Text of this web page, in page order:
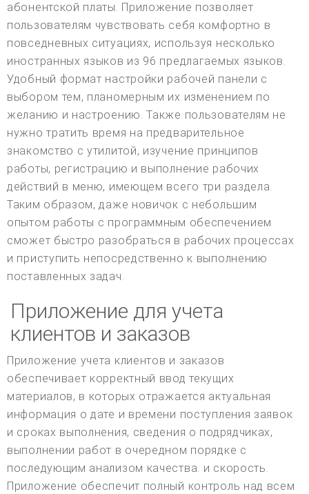
абонентской платы. Приложение позволяет
пользователям чувствовать себя комфортно в
повседневных ситуациях, используя несколько
иностранных языков из 96 предлагаемых языков.
Удобный формат настройки рабочей панели с
выбором тем, планомерным их изменением по
желанию и настроению. Также пользователям не
нужно тратить время на предварительное
знакомство с утилитой, изучение принципов
работы, регистрацию и выполнение рабочих
действий в меню, имеющем всего три раздела.
Таким образом, даже новичок с небольшим
опытом работы с программным обеспечением
сможет быстро разобраться в рабочих процессах
и приступить непосредственно к выполнению
поставленных задач.
Приложение для учета
клиентов и заказов
Приложение учета клиентов и заказов
обеспечивает корректный ввод текущих
материалов, в которых отражается актуальная
информация о дате и времени поступления заявок
и сроках выполнения, сведения о подрядчиках,
выполнении работ в очередном порядке с
последующим анализом качества. и скорость.
Приложение обеспечит полный контроль над всем